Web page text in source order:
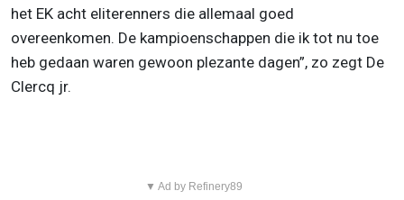
het EK acht eliterenners die allemaal goed
overeenkomen. De kampioenschappen die ik tot nu toe
heb gedaan waren gewoon plezante dagen”, zo zegt De
Clercq jr.
▼ Ad by Refinery89